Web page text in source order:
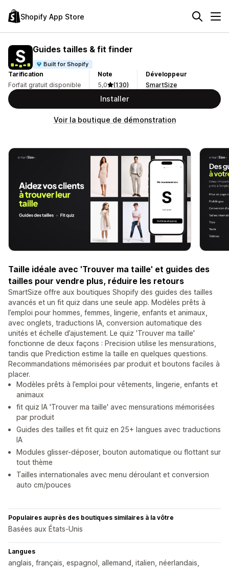
Shopify App Store
Guides tailles & fit finder
Built for Shopify
Tarification
Forfait gratuit disponible
Note
5,0
(130)
Développeur
SmartSize
Installer
Voir la boutique de démonstration
Taille idéale avec 'Trouver ma taille' et guides des
tailles pour vendre plus, réduire les retours
SmartSize offre aux boutiques Shopify des guides des tailles
avancés et un fit quiz dans une seule app. Modèles prêts à
l’emploi pour hommes, femmes, lingerie, enfants et animaux,
avec onglets, traductions IA, conversion automatique des
unités et échelle d’ajustement. Le quiz 'Trouver ma taille'
fonctionne de deux façons : Precision utilise les mensurations,
tandis que Prediction estime la taille en quelques questions.
Recommandations mémorisées par produit et boutons faciles à
placer.
Modèles prêts à l’emploi pour vêtements, lingerie, enfants et
animaux
fit quiz IA 'Trouver ma taille' avec mensurations mémorisées
par produit
Guides des tailles et fit quiz en 25+ langues avec traductions
IA
Modules glisser-déposer, bouton automatique ou flottant sur
tout thème
Tailles internationales avec menu déroulant et conversion
auto cm/pouces
Populaires auprès des boutiques similaires à la vôtre
Basées aux États-Unis
Langues
anglais, français, espagnol, allemand, italien, néerlandais,